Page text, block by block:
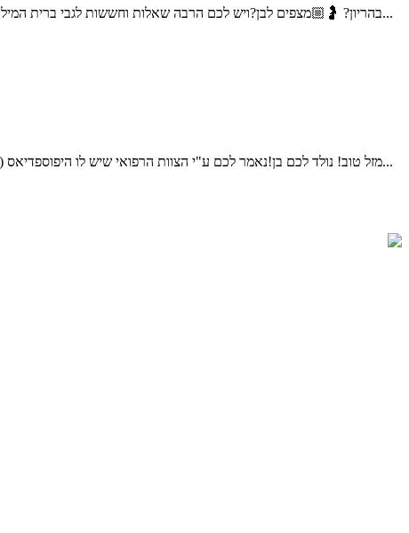
בהריון? 🤰🏼מצפים לבן?ויש לכם הרבה שאלות וחששות לגבי ברית המילה;האם זה כואב? האם זה מסוכן? איך בוחרים מוהל? על מה צריך להקפיד? שלום אני דוד דדון, מוהל מוסמך, ומוהל במשרד הבטחון...
מזל טוב! נולד לכם בן!נאמר לכם ע"י הצוות הרפואי שיש לו היפוספדיאס (נולד חצי/נימול)ויש לקבוע תור לאורולוג ילדים.ברית המילה אמורה להתקיים עוד מספר ימים, עולים לכם הרבה שאלות וחששות,מה ההשלכות...